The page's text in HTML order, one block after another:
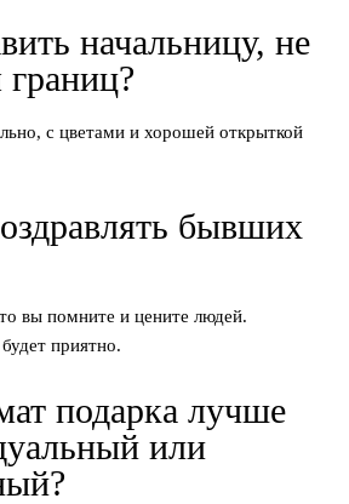
начальницу, не
границ?
с цветами и хорошей открыткой
бывших
вы помните и цените людей.
приятно.
подарка лучше
или